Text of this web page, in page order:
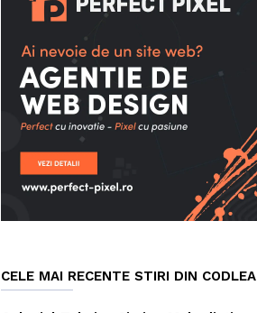
CELE MAI RECENTE STIRI DIN CODLEA